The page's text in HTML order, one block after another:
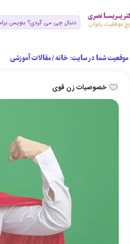
موقعیت شما در سایت: خانه/مقالات آموزشی
خصوصیات زن قوی